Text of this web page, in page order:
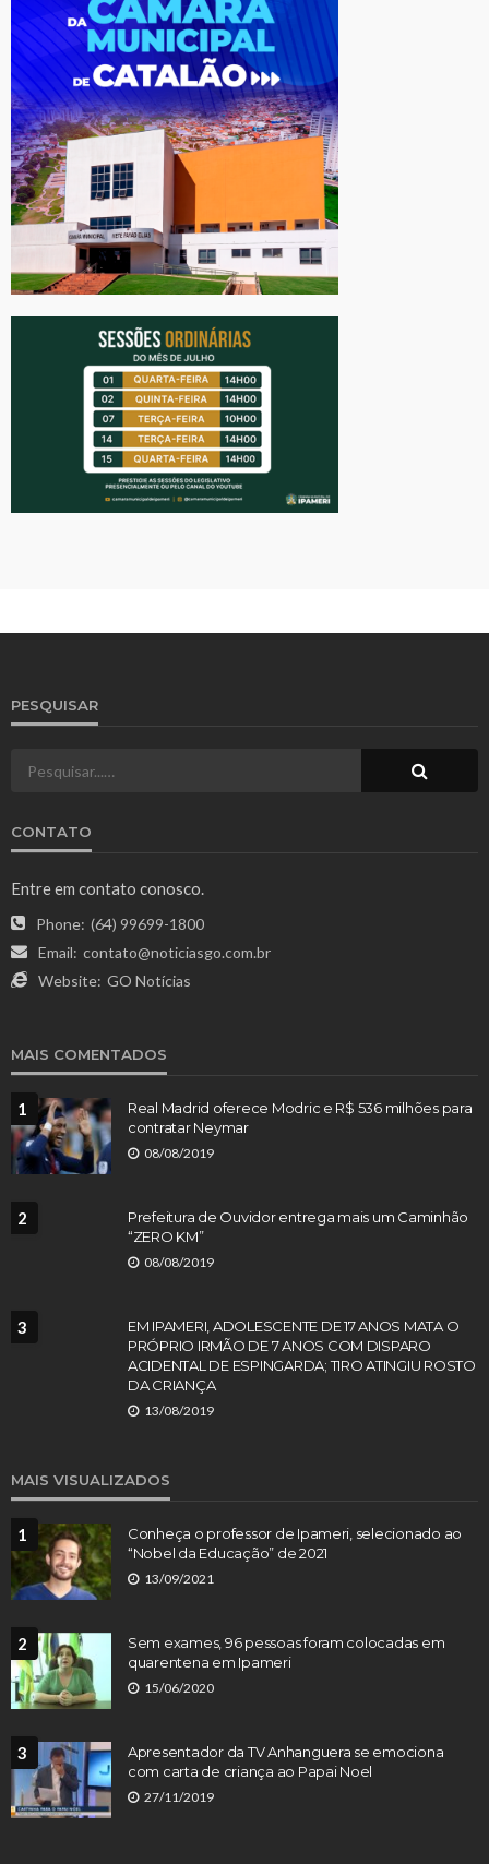
PESQUISAR
CONTATO
Entre em contato conosco.
Phone: (64) 99699-1800
Email: contato@noticiasgo.com.br
Website: GO Notícias
MAIS COMENTADOS
1
Real Madrid oferece Modric e R$ 536 milhões para
contratar Neymar
08/08/2019
2
Prefeitura de Ouvidor entrega mais um Caminhão
“ZERO KM”
08/08/2019
3
EM IPAMERI, ADOLESCENTE DE 17 ANOS MATA O
PRÓPRIO IRMÃO DE 7 ANOS COM DISPARO
ACIDENTAL DE ESPINGARDA; TIRO ATINGIU ROSTO
DA CRIANÇA
13/08/2019
MAIS VISUALIZADOS
1
Conheça o professor de Ipameri, selecionado ao
“Nobel da Educação” de 2021
13/09/2021
2
Sem exames, 96 pessoas foram colocadas em
quarentena em Ipameri
15/06/2020
3
Apresentador da TV Anhanguera se emociona
com carta de criança ao Papai Noel
27/11/2019